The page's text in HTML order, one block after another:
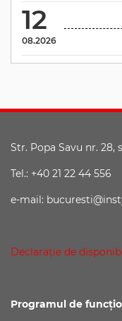
12
08.2026
Str. Popa Savu nr. 28,
Tel.: +40 21 22 44 556
e-mail:
Declaraţie de
Programul de